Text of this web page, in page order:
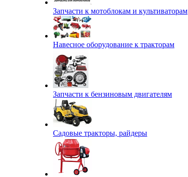
Запчасти к мотоблокам и культиваторам
Навесное оборудование к тракторам
Запчасти к бензиновым двигателям
Садовые тракторы, райдеры